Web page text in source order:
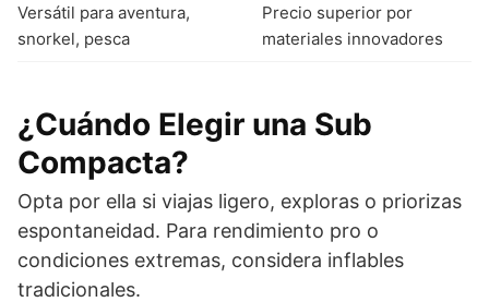
Versátil para aventura,
snorkel, pesca
Precio superior por
materiales innovadores
¿Cuándo Elegir una Sub
Compacta?
Opta por ella si viajas ligero, exploras o priorizas
espontaneidad. Para rendimiento pro o
condiciones extremas, considera inflables
tradicionales.